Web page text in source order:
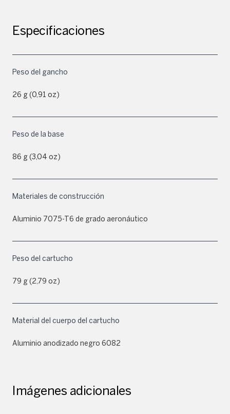
Especificaciones
Peso del gancho
26 g (0,91 oz)
Peso de la base
86 g (3,04 oz)
Materiales de construcción
Aluminio 7075-T6 de grado aeronáutico
Peso del cartucho
79 g (2,79 oz)
Material del cuerpo del cartucho
Aluminio anodizado negro 6082
Imágenes adicionales